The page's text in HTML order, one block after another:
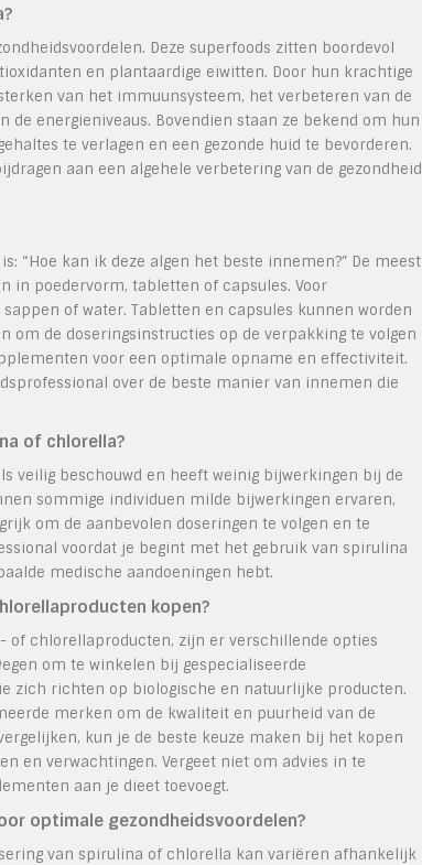
Deze superfoods zitten boordevol
en plantaardige eiwitten. Door hun krachtige
van het immuunsysteem, het verbeteren van de
energieniveaus. Bovendien staan ze bekend om hun
te verlagen en een gezonde huid te bevorderen.
aan een algehele verbetering van de gezondheid
“Hoe kan ik deze algen het beste innemen?” De meest
poedervorm, tabletten of capsules. Voor
of water. Tabletten en capsules kunnen worden
om de doseringsinstructies op de verpakking te volgen
voor een optimale opname en effectiviteit.
over de beste manier van innemen die
of chlorella?
veilig beschouwd en heeft weinig bijwerkingen bij de
sommige individuen milde bijwerkingen ervaren,
om de aanbevolen doseringen te volgen en te
voordat je begint met het gebruik van spirulina
medische aandoeningen hebt.
kopen?
of chlorellaproducten, zijn er verschillende opties
om te winkelen bij gespecialiseerde
zich richten op biologische en natuurlijke producten.
merken om de kwaliteit en puurheid van de
kun je de beste keuze maken bij het kopen
en verwachtingen. Vergeet niet om advies in te
aan je dieet toevoegt.
optimale gezondheidsvoordelen?
van spirulina of chlorella kan variëren afhankelijk